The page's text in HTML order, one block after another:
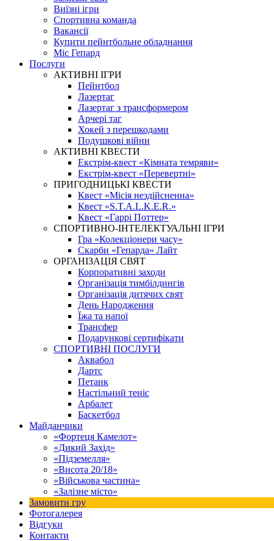
Виїзні ігри
Спортивна команда
Вакансії
Купити пейнтбольне обладнання
Міс Гепард
Послуги
АКТИВНІ ІГРИ
Пейнтбол
Лазертаг
Лазертаг з трансформером
Арчері таг
Хокей з перешкодами
Подушкові війни
АКТИВНІ КВЕСТИ
Екстрім-квест «Кімната темряви»
Екстрім-квест «Перевертні»
ПРИГОДНИЦЬКІ КВЕСТИ
Квест «Місія нездійсненна»
Квест «S.T.A.L.K.E.R.»
Квест «Гаррі Поттер»
СПОРТИВНО-ІНТЕЛЕКТУАЛЬНІ ІГРИ
Гра «Колекціонери часу»
Скарби «Гепарда» Лайт
ОРГАНІЗАЦІЯ СВЯТ
Корпоративні заходи
Організація тимбілдингів
Організація дитячих свят
День Народження
Їжа та напої
Трансфер
Подарункові сертифікати
СПОРТИВНІ ПОСЛУГИ
Аквабол
Дартс
Петанк
Настільний теніс
Арбалет
Баскетбол
Майданчики
«Фортеця Камелот»
«Дикий Захід»
«Підземелля»
«Висота 20/18»
«Військова частина»
«Залізне місто»
Замовити гру
Фотогалерея
Відгуки
Контакти